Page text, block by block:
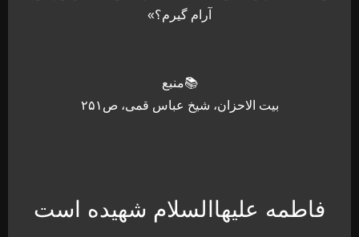
آرام گيرم؟»
📚منبع
بیت الاحزان، شیخ عباس قمی، ص۲۵۱
فاطمه علیهاالسلام شهیده است